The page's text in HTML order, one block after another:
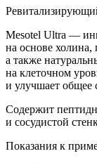
Mesotel Ultra —
на основе холина,
а также
на клеточном
и улучшает общее
Содержит
и сосудистой
Показания к